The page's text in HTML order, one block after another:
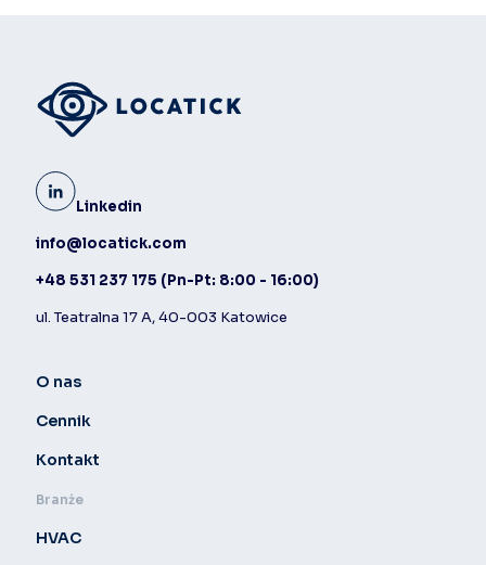
Linkedin
info@locatick.com
+48 531 237 175 (Pn-Pt: 8:00 - 16:00)
ul. Teatralna 17 A, 40-003 Katowice
O nas
Cennik
Kontakt
Branże
HVAC